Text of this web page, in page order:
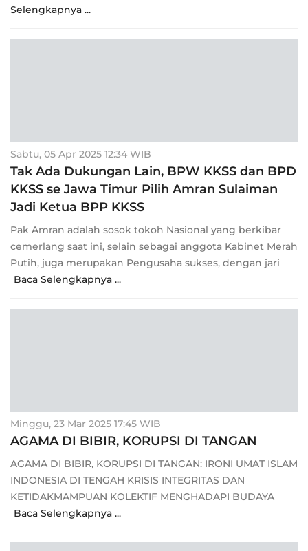
Selengkapnya ...
Sabtu, 05 Apr 2025 12:34 WIB
Tak Ada Dukungan Lain, BPW KKSS dan BPD
KKSS se Jawa Timur Pilih Amran Sulaiman
Jadi Ketua BPP KKSS
Pak Amran adalah sosok tokoh Nasional yang berkibar
cemerlang saat ini, selain sebagai anggota Kabinet Merah
Putih, juga merupakan Pengusaha sukses, dengan jari
Baca Selengkapnya ...
Minggu, 23 Mar 2025 17:45 WIB
AGAMA DI BIBIR, KORUPSI DI TANGAN
AGAMA DI BIBIR, KORUPSI DI TANGAN: IRONI UMAT ISLAM
INDONESIA DI TENGAH KRISIS INTEGRITAS DAN
KETIDAKMAMPUAN KOLEKTIF MENGHADAPI BUDAYA
Baca Selengkapnya ...